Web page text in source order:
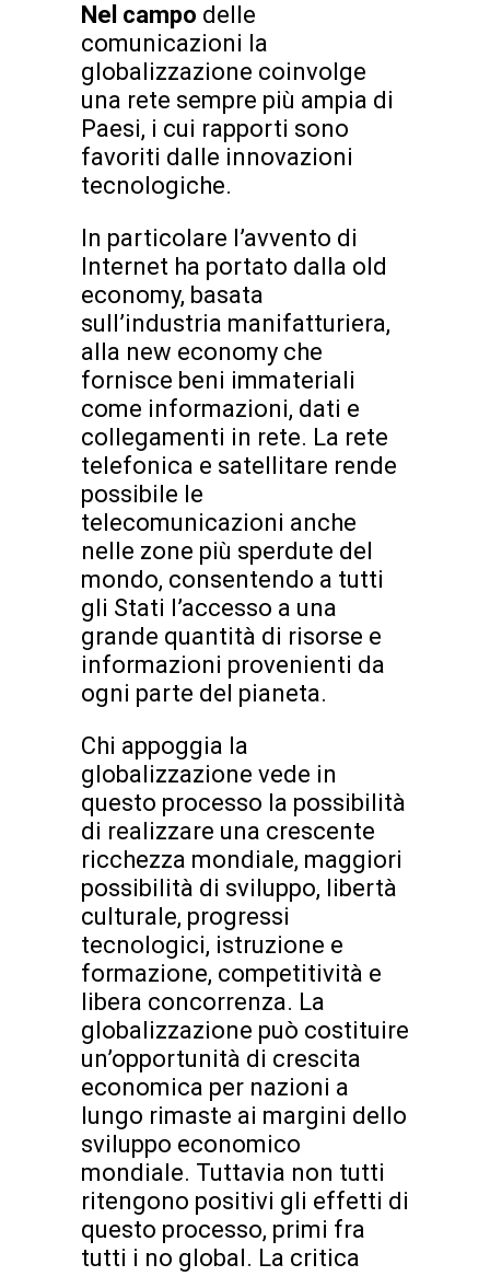
Nel campo delle
comunicazioni la
globalizzazione coinvolge
una rete sempre più ampia di
Paesi, i cui rapporti sono
favoriti dalle innovazioni
tecnologiche.
In particolare l’avvento di
Internet ha portato dalla old
economy, basata
sull’industria manifatturiera,
alla new economy che
fornisce beni immateriali
come informazioni, dati e
collegamenti in rete. La rete
telefonica e satellitare rende
possibile le
telecomunicazioni anche
nelle zone più sperdute del
mondo, consentendo a tutti
gli Stati l’accesso a una
grande quantità di risorse e
informazioni provenienti da
ogni parte del pianeta.
Chi appoggia la
globalizzazione vede in
questo processo la possibilità
di realizzare una crescente
ricchezza mondiale, maggiori
possibilità di sviluppo, libertà
culturale, progressi
tecnologici, istruzione e
formazione, competitività e
libera concorrenza. La
globalizzazione può costituire
un’opportunità di crescita
economica per nazioni a
lungo rimaste ai margini dello
sviluppo economico
mondiale. Tuttavia non tutti
ritengono positivi gli effetti di
questo processo, primi fra
tutti i no global. La critica